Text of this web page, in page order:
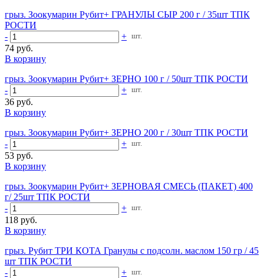
грыз. Зоокумарин Рубит+ ГРАНУЛЫ СЫР 200 г / 35шт ТПК
РОСТИ
-
+ шт.
74 руб.
В корзину
грыз. Зоокумарин Рубит+ ЗЕРНО 100 г / 50шт ТПК РОСТИ
-
+ шт.
36 руб.
В корзину
грыз. Зоокумарин Рубит+ ЗЕРНО 200 г / 30шт ТПК РОСТИ
-
+ шт.
53 руб.
В корзину
грыз. Зоокумарин Рубит+ ЗЕРНОВАЯ СМЕСЬ (ПАКЕТ) 400
г/ 25шт ТПК РОСТИ
-
+ шт.
118 руб.
В корзину
грыз. Рубит ТРИ КОТА Гранулы с подсолн. маслом 150 гр / 45
шт ТПК РОСТИ
-
+ шт.